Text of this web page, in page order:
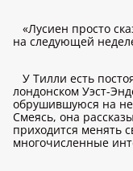
«Лусиен просто
на следующей
У Тилли есть
лондонском Уэст-
обрушившуюся на
Смеясь, она
приходится менять
многочисленные